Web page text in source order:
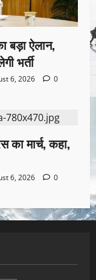
बड़ा ऐलान,
भर्ती
6, 2026
0
का मार्च, कहा,
6, 2026
0